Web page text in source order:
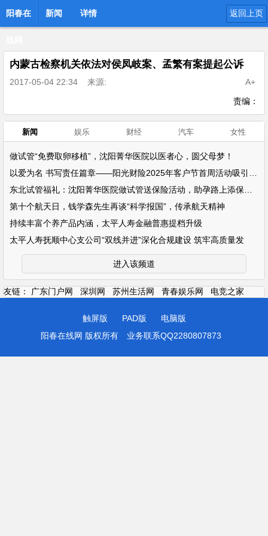
阳春在 新闻 详情 返回上页
内蒙古检察机关依法对侯凤岐案、孟繁有案提起公诉
2017-05-04 22:34 来源:
A+
责编：
新闻 娱乐 财经 汽车 女性
做试管“免费取卵移植”，沈阳菁华医院以医者心，圆父母梦！
第十个航天日，钱学森先生再谈“科学报国”，传承航天精神
持续丰富个养产品内涵，太平人寿金融普惠提档升级
太平人寿抚顺中心支公司“双线并进”深化合规建设 筑牢高质量发
进入该频道
友链： 广东门户网 深圳网 苏州生活网 青春娱乐网 电竞之家
触屏版 PAD版
电脑版
阳春在线网 版权所有
业务联系QQ2280807873